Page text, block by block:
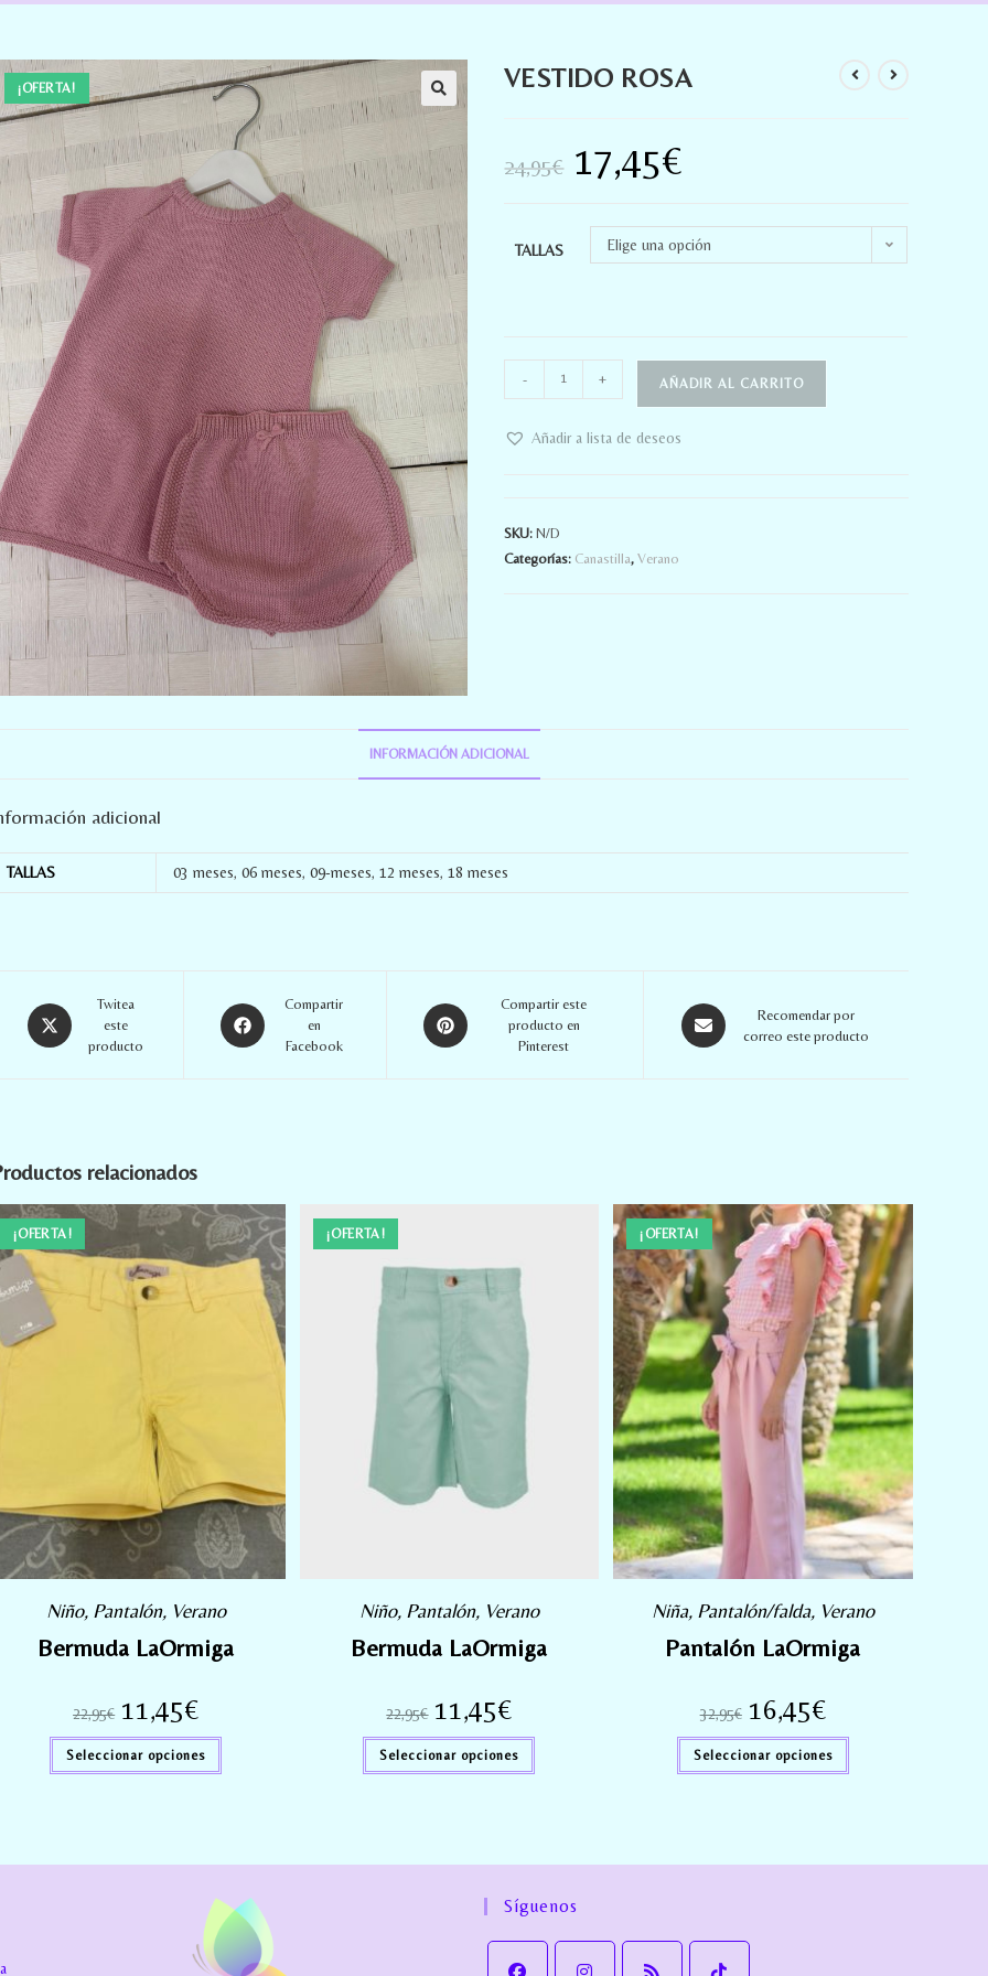
¡OFERTA! VESTIDO ROSA
24,95€ 17,45€
TALLAS Elige una opción
- + AÑADIR AL CARRITO
Añadir a lista de deseos
SKU:N/D
Categorías: Canastilla,Verano
INFORMACIÓN ADICIONAL
adicional
TALLAS 03 meses, 06 meses, 09-meses, 12 meses, 18 meses
Twitea
este
producto
Compartir
en
Facebook
Compartir este
producto en
Pinterest
Recomendar por
correo este producto
relacionados
¡OFERTA!
Niño, Pantalón, Verano
Bermuda LaOrmiga
22,95€ 11,45€
Seleccionar opciones
¡OFERTA!
Niño, Pantalón, Verano
Bermuda LaOrmiga
22,95€ 11,45€
Seleccionar opciones
¡OFERTA!
Niña, Pantalón/falda, Verano
Pantalón LaOrmiga
32,95€ 16,45€
Seleccionar opciones
Síguenos